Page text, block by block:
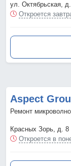
ул. Октябрьская,
Откроется
Aspect
Ремонт
Красных Зорь, д. 8
Откроется в